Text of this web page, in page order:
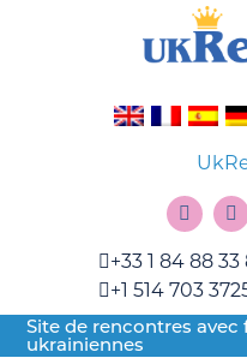
+33 1 84 88 33
+1 514 703
Site de rencontres avec
ukrainiennes